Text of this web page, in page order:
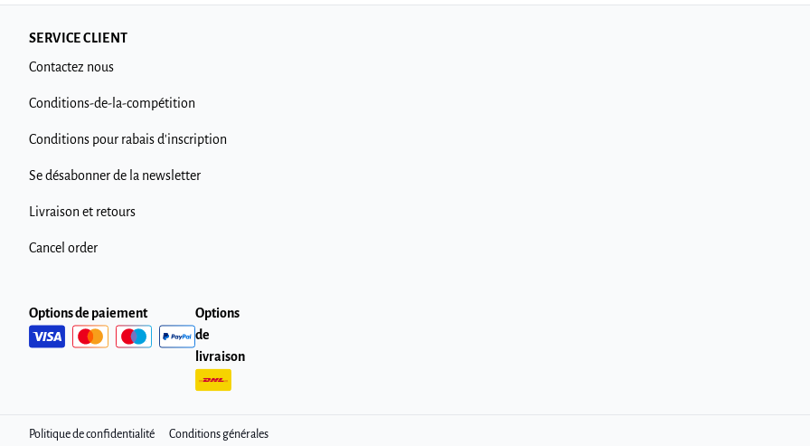
SERVICE CLIENT
Contactez nous
Conditions-de-la-compétition
Conditions pour rabais d'inscription
Se désabonner de la newsletter
Livraison et retours
Cancel order
Options de paiement
Options
de
livraison
Politique de confidentialité Conditions générales